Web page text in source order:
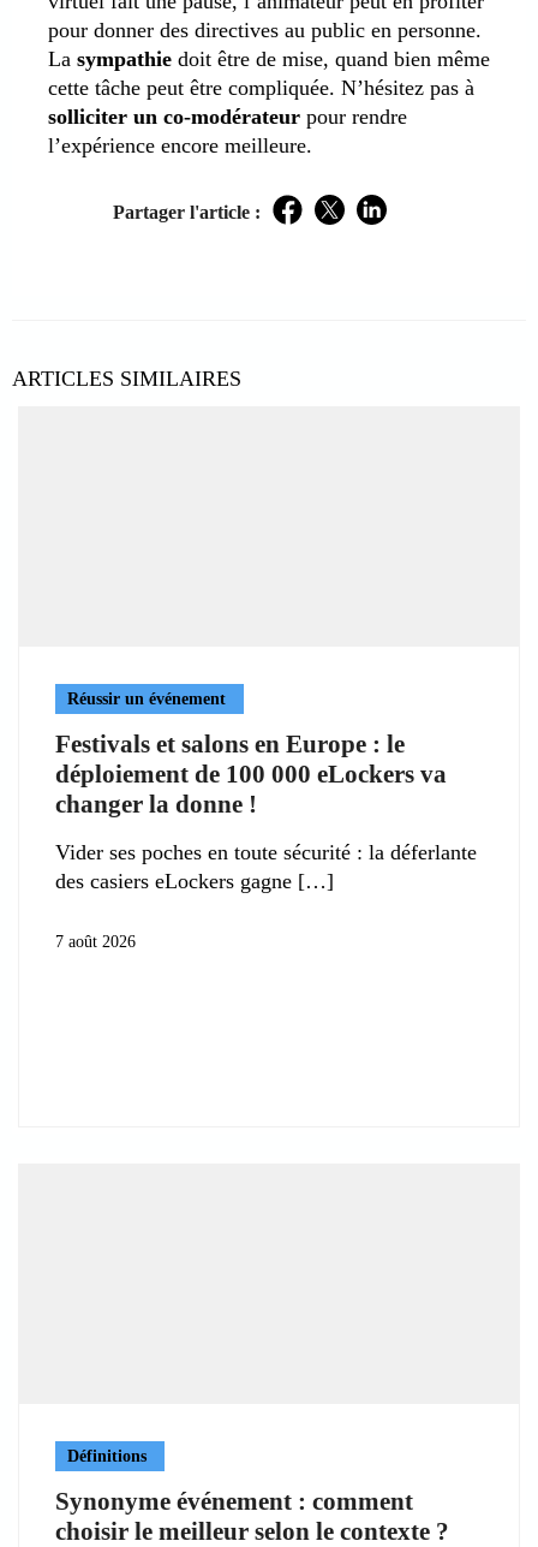
pour donner des directives au public en personne.
La sympathie doit être de mise, quand bien même
cette tâche peut être compliquée. N’hésitez pas à
solliciter un co-modérateur pour rendre
l’expérience encore meilleure.
Partager l'article : Facebook
TwitterLinkedIn
ARTICLES SIMILAIRES
Réussir un événement
Festivals et salons en Europe : le
déploiement de 100 000 eLockers va
changer la donne !
Vider ses poches en toute sécurité : la déferlante
des casiers eLockers gagne
7 août 2026
Définitions
Synonyme événement : comment
choisir le meilleur selon le contexte ?